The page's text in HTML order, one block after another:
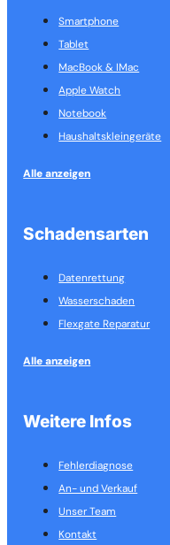
Smartphone
Tablet
MacBook & IMac
Apple Watch
Notebook
Haushalts­kleingeräte
Alle anzeigen
Schadensarten
Datenrettung
Wasserschaden
Flexgate Reparatur
Alle anzeigen
Weitere Infos
Fehlerdiagnose
An- und Verkauf
Unser Team
Kontakt